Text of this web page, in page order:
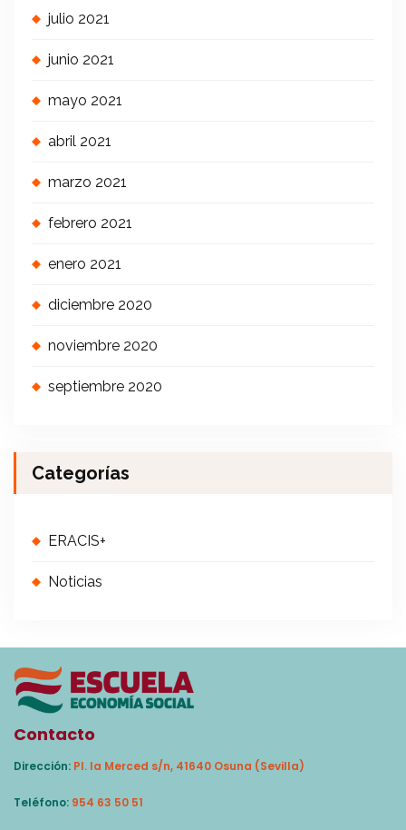
julio 2021
junio 2021
mayo 2021
abril 2021
marzo 2021
febrero 2021
enero 2021
diciembre 2020
noviembre 2020
septiembre 2020
Categorías
ERACIS+
Noticias
Contacto
Dirección: Pl. la Merced s/n, 41640 Osuna (Sevilla)
Teléfono: 954 63 50 51